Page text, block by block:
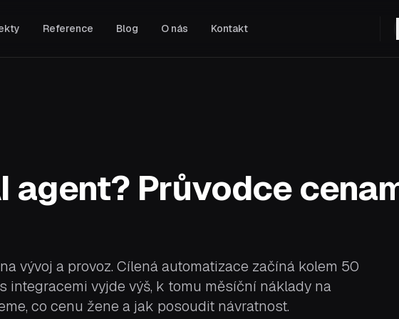
OSINT: Open Source
Intelligence
Reference Blog O nás Kontakt
agent? Průvodce
vývoj a provoz. Cílená automatizace začíná kolem 50
integracemi vyjde výš, k tomu měsíční náklady na
co cenu žene a jak posoudit návratnost.